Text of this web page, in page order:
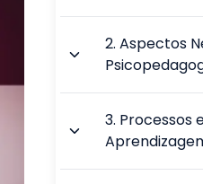
2.Aspectos
3. Processos